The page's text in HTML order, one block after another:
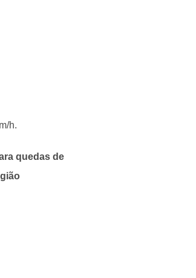
h.
quedas de